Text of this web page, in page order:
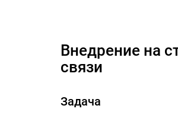
Внедрение на страницу сайта кнопки и формы обратной
связи
Задача